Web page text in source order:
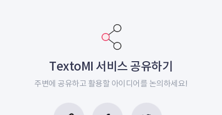
TextoMI 서비스 공유하기
주변에 공유하고 활용할 아이디어를 논의하세요!